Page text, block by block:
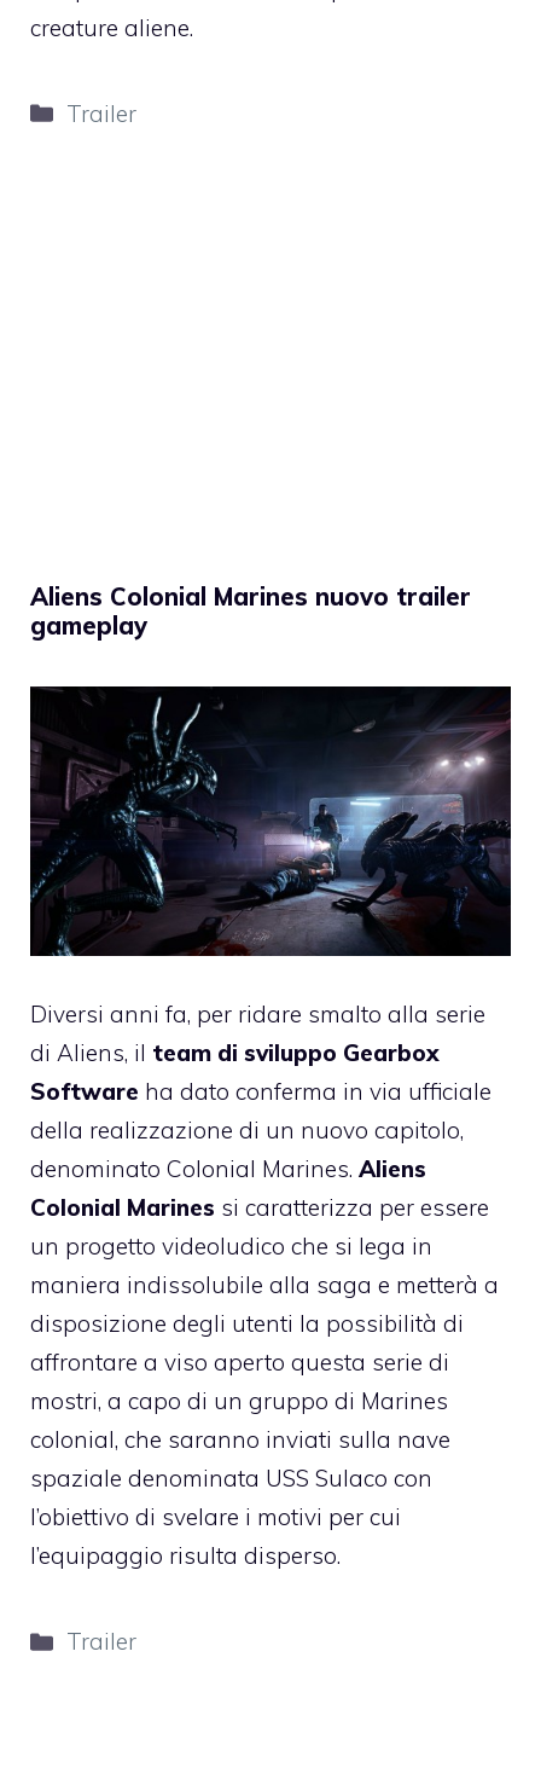
creature aliene.
Categorie
Trailer
Aliens Colonial Marines nuovo trailer
gameplay
Diversi anni fa, per ridare smalto alla serie
di Aliens, il team di sviluppo Gearbox
Software ha dato conferma in via ufficiale
della realizzazione di un nuovo capitolo,
denominato Colonial Marines. Aliens
Colonial Marines si caratterizza per essere
un progetto videoludico che si lega in
maniera indissolubile alla saga e metterà a
disposizione degli utenti la possibilità di
affrontare a viso aperto questa serie di
mostri, a capo di un gruppo di Marines
colonial, che saranno inviati sulla nave
spaziale denominata USS Sulaco con
l’obiettivo di svelare i motivi per cui
l’equipaggio risulta disperso.
Categorie
Trailer